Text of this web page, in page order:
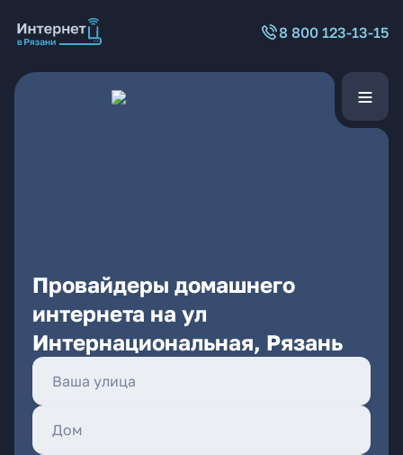
8 800 123-13-15
Провайдеры домашнего
интернета на ул
Интернациональная, Рязань